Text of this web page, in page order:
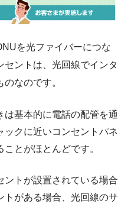
を光ファイバーにつな
セントは、光回線でインタ
なのです。
基本的に電話の配管を通
ックに近いコンセントパネ
とがほとんどです。
ントが設置されている場合
トがある場合、光回線のサ